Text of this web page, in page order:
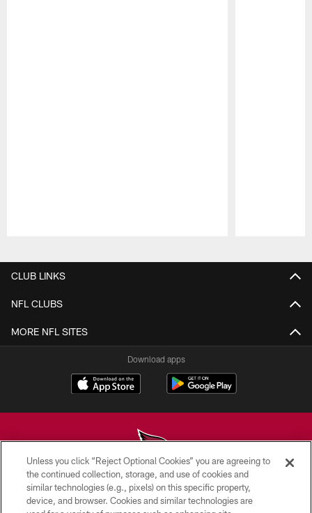
CLUB LINKS
NFL CLUBS
MORE NFL SITES
Download apps
© 2026 ARIZONA CARDINALS. ALL RIGHTS RESERVED.
Unless you click “Reject Optional Cookies” you are agreeing to
the continued collection, storage, and use of cookies and
similar technologies (e.g., pixels) on this specific property,
device, and browser. Cookies and similar technologies are